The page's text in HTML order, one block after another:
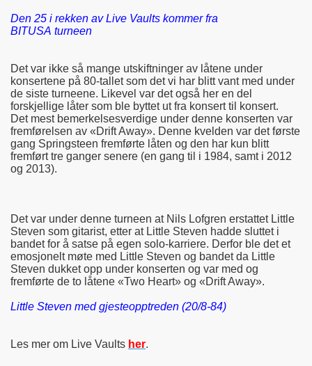
Den 25 i rekken av Live Vaults kommer fra
BITUSA turneen
Det var ikke så mange utskiftninger av låtene under
konsertene på 80-tallet som det vi har blitt vant med under
de siste turneene. Likevel var det også her en del
forskjellige låter som ble byttet ut fra konsert til konsert.
Det mest bemerkelsesverdige under denne konserten var
fremførelsen av «Drift Away». Denne kvelden var det første
gang Springsteen fremførte låten og den har kun blitt
fremført tre ganger senere (en gang til i 1984, samt i 2012
og 2013).
Det var under denne turneen at Nils Lofgren erstattet Little
Steven som gitarist, etter at Little Steven hadde sluttet i
bandet for å satse på egen solo-karriere. Derfor ble det et
emosjonelt møte med Little Steven og bandet da Little
Steven dukket opp under konserten og var med og
fremførte de to låtene «Two Heart» og «Drift Away».
Little Steven med gjesteopptreden (20/8-84)
Les mer om Live Vaults her.